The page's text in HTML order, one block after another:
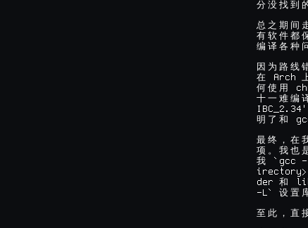
分 没 找 到
总 之 期 间
有 软 件 都
编 译 各 种 问
因 为 路 线
在
Arch
何 使 用
十 一 难 编
明 了 和
最 终 ， 在
项 。 我 也
我
`gcc
der 和
-L` 设 置
至 此 ， 直